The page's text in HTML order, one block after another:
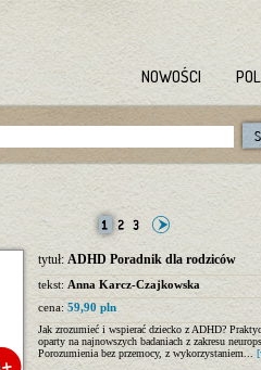
NOWOŚCI
tytuł: ADHD Poradnik dla rodziców
tekst: Anna Karcz-Czajkowska
cena: 59,90 pln
Jak zrozumieć i wspierać dziecko z ADHD?
oparty na najnowszych badaniach z zakresu
Porozumienia bez przemocy, z wykorzystaniem...